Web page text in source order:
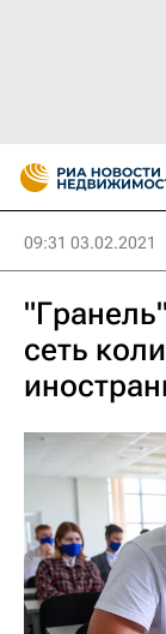
09:31 03.02.2021
сеть